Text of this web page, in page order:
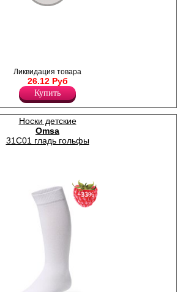
Полиамид 23%
Хлопок 75%
Эластан 2%
Ликвидация товара
26.12 Руб
Купить
Носки детские
Omsa
31C01 гладь гольфы
−33%